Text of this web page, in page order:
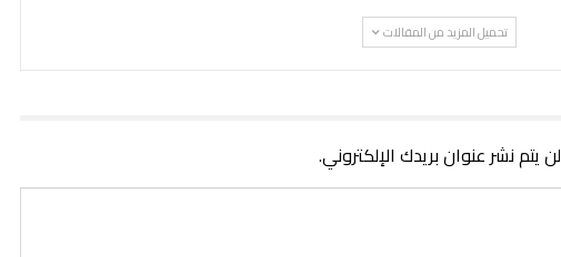
تحميل المزيد من المقالات
لن يتم نشر عنوان بريدك الإلكتروني.